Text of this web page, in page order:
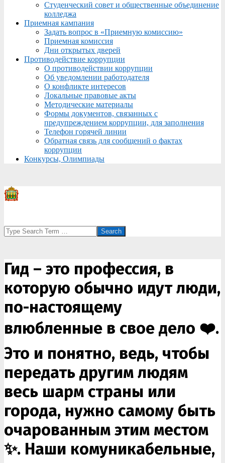
Студенческий совет и общественные объединение
колледжа
Приемная кампания
Задать вопрос в «Приемную комиссию»
Приемная комиссия
Дни открытых дверей
Противодействие коррупции
О противодействии коррупции
Об уведомлении работодателя
О конфликте интересов
Локальные правовые акты
Методические материалы
Формы документов, связанных с
предупреждением коррупции, для заполнения
Телефон горячей линии
Обратная связь для сообщений о фактах
коррупции
Конкурсы, Олимпиады
Search
Гид – это профессия, в
которую обычно идут люди,
по-настоящему
влюбленные в свое дело ❤️.
Это и понятно, ведь, чтобы
передать другим людям
весь шарм страны или
города, нужно самому быть
очарованным этим местом
✨. Наши комуникабельные,